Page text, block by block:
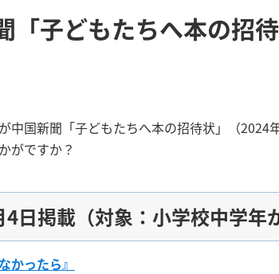
「子どもたちへ本の
中国新聞「子どもたちへ本の招待状」（2024
がですか？
日掲載（対象：小学校中学年
かったら』